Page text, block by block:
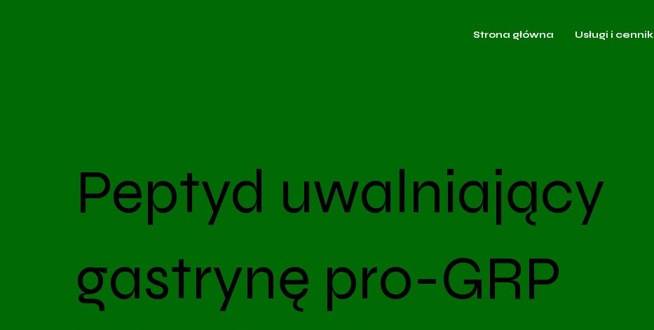
Strona główna Usługi i cennik
Peptyd uwalniający
gastrynę pro-GRP